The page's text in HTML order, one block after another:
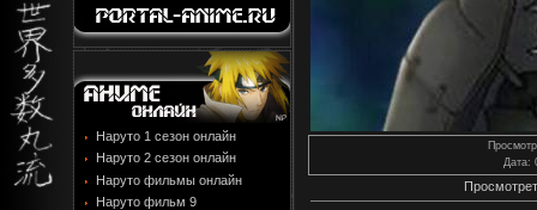
Наруто 1 сезон онлайн
Наруто 2 сезон онлайн
Наруто фильмы онлайн
Наруто фильм 9
Дата: